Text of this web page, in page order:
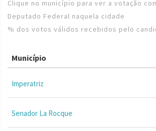
Clique no município para ver a votação
Deputado Federal naquela cidade
% dos votos válidos recebidos pelo
Município
Imperatriz
Senador La Rocque